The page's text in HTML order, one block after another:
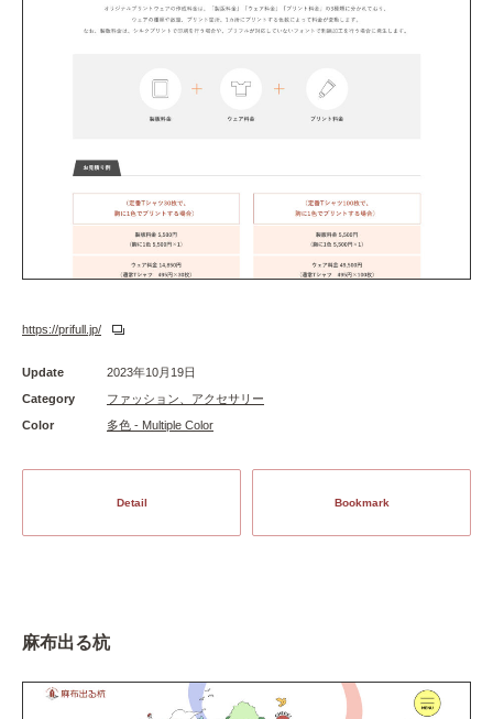
https://prifull.jp/
Update
2023年10月19日
Category
ファッション、アクセサリー
Color
多色 - Multiple Color
Detail Bookmark
麻布出る杭